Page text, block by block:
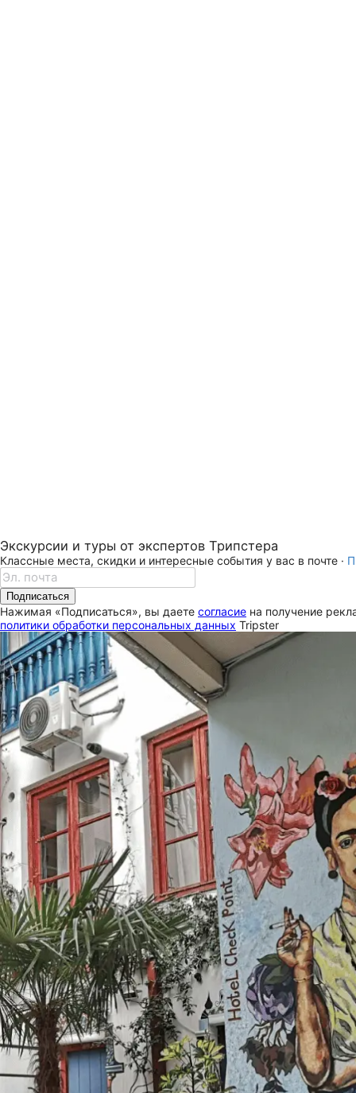
Экскурсии и туры от экспертов Трипстера
Классные места, скидки и интересные события у вас в почте ·
Подписаться
Нажимая «Подписаться», вы даете согласие на получение
политики обработки персональных данных Tripster